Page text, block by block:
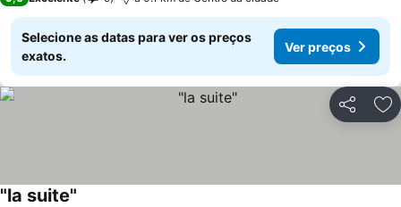
Selecione as datas para ver os preços
exatos.
Ver preços
Partilhar
"la suite"